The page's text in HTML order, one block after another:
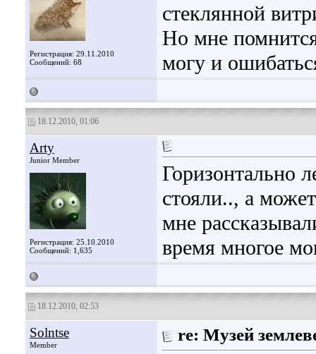
Регистрация: 29.11.2010
Сообщений: 68
стеклянной
Но мне
могу и
18.12.2010, 01:06
Arty
Junior Member
Регистрация: 25.10.2010
Сообщений: 1,635
Горизонтально
стояли.., а
мне
время многое
18.12.2010, 02:53
Solntse
Member
re: Музей